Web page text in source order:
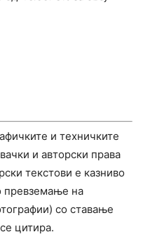
и техничките
и авторски права
текстови е казниво
превземање на
со ставање
цитира.